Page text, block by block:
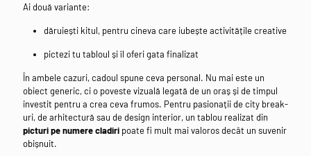
Ai două variante:
dăruiești kitul, pentru cineva care iubește activitățile creative
pictezi tu tabloul și îl oferi gata finalizat
În ambele cazuri, cadoul spune ceva personal. Nu mai este un
obiect generic, ci o poveste vizuală legată de un oraș și de timpul
investit pentru a crea ceva frumos. Pentru pasionații de city break-
uri, de arhitectură sau de design interior, un tablou realizat din
picturi pe numere cladiri poate fi mult mai valoros decât un suvenir
obișnuit.